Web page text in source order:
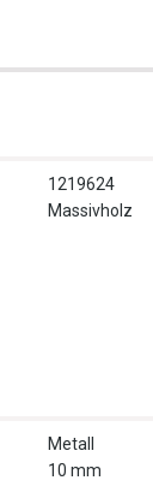
1219624
Massivholz
Metall
10 mm